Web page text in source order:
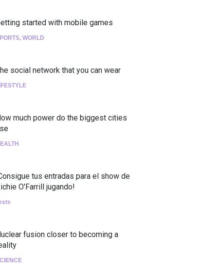
started with mobile games
, WORLD
social network that you can wear
much power do the biggest cities
tus entradas para el show de
O'Farrill jugando!
fusion closer to becoming a